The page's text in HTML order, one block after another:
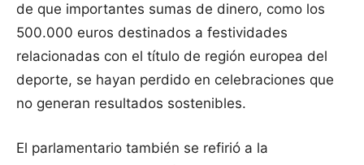
de que importantes sumas de dinero, como los
500.000 euros destinados a festividades
relacionadas con el título de región europea del
deporte, se hayan perdido en celebraciones que
no generan resultados sostenibles.
El parlamentario también se refirió a la